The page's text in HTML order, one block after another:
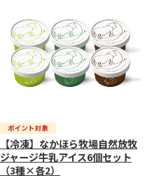
【冷凍】なかほら牧場自然放牧
ジャージ牛乳アイス6個セット
（3種×各2）